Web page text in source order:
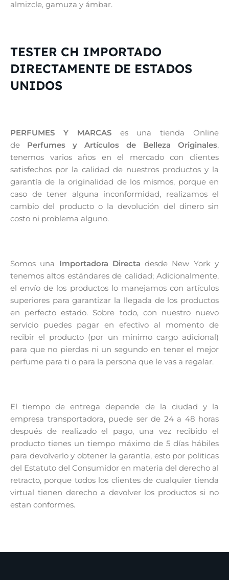
almizcle, gamuza y ámbar.
TESTER CH IMPORTADO
DIRECTAMENTE DE ESTADOS
UNIDOS
PERFUMES Y MARCASes una tienda Online
de Perfumes y Artículos de Belleza Originales,
tenemos varios años en el mercado con clientes
satisfechos por la calidad de nuestros productos y la
garantía de la originalidad de los mismos, porque en
caso de tener alguna inconformidad, realizamos el
cambio del producto o la devolución del dinero sin
costo ni problema alguno.
Somos una Importadora Directa desde New York y
tenemos altos estándares de calidad; Adicionalmente,
el envío de los productos lo manejamos con artículos
superiores para garantizar la llegada de los productos
en perfecto estado. Sobre todo, con nuestro nuevo
servicio puedes pagar en efectivo al momento de
recibir el producto (por un minimo cargo adicional)
para que no pierdas ni un segundo en tener el mejor
perfume para ti o para la persona que le vas a regalar.
El tiempo de entrega depende de la ciudad y la
empresa transportadora, puede ser de 24 a 48 horas
después de realizado el pago, una vez recibido el
producto tienes un tiempo máximo de 5 días hábiles
para devolverlo y obtener la garantía, esto por politicas
del Estatuto del Consumidor en materia del derecho al
retracto, porque todos los clientes de cualquier tienda
virtual tienen derecho a devolver los productos si no
estan conformes.